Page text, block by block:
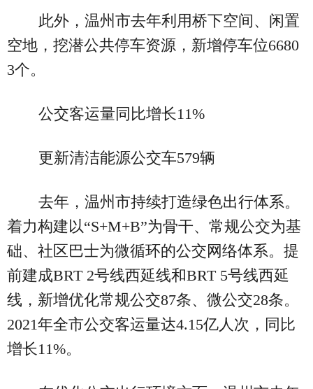
此外，温州市去年利用桥下空间、闲置
空地，挖潜公共停车资源，新增停车位6680
3个。
公交客运量同比增长11%
更新清洁能源公交车579辆
去年，温州市持续打造绿色出行体系。
着力构建以“S+M+B”为骨干、常规公交为基
础、社区巴士为微循环的公交网络体系。提
前建成BRT 2号线西延线和BRT 5号线西延
线，新增优化常规公交87条、微公交28条。
2021年全市公交客运量达4.15亿人次，同比
增长11%。